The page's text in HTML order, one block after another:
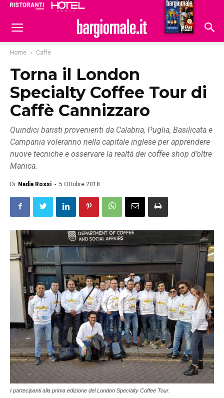
Hoteldomani
Home Caffè
Torna il London
Specialty Coffee Tour di
Caffè Cannizzaro
Quindici baristi provenienti da Calabria, Puglia, Basilicata e
Campania voleranno nella capitale inglese per apprendere
nuove tecniche e osservare la realtà dei coffee shop d’oltre
Manica.
Di Nadia Rossi - 5 Ottobre 2018
I partecipanti alla prima edizione del London Specialty Coffee Tour.